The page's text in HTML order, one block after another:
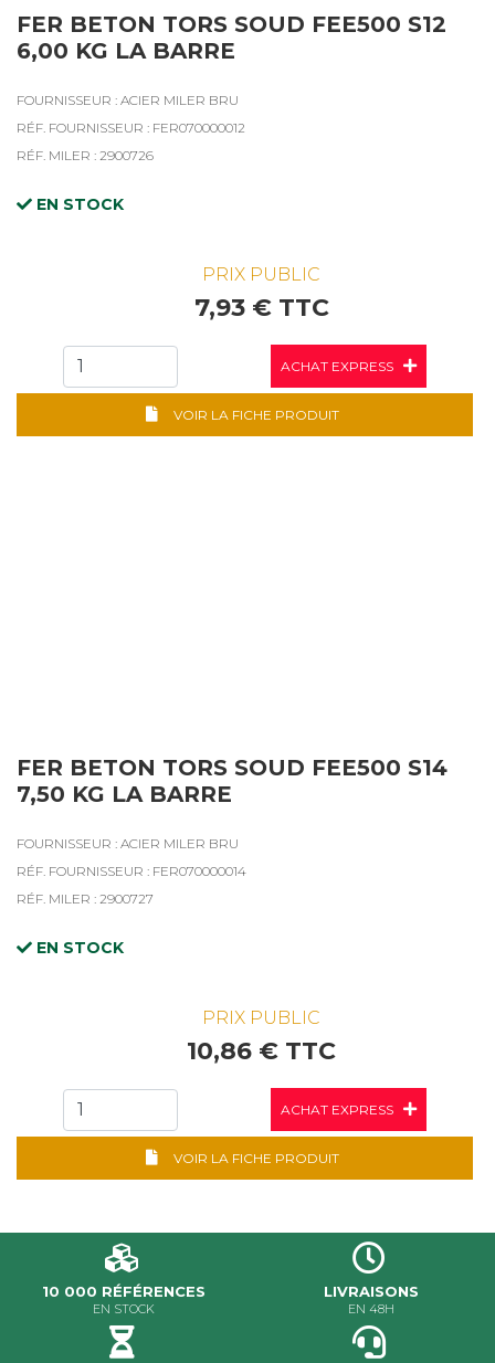
FER BETON TORS SOUD FEE500 S12
6,00 KG LA BARRE
FOURNISSEUR : ACIER MILER BRU
RÉF. FOURNISSEUR : FER070000012
RÉF. MILER : 2900726
EN STOCK
PRIX PUBLIC
7,93 € TTC
ACHAT EXPRESS
VOIR LA FICHE PRODUIT
FER BETON TORS SOUD FEE500 S14
7,50 KG LA BARRE
FOURNISSEUR : ACIER MILER BRU
RÉF. FOURNISSEUR : FER070000014
RÉF. MILER : 2900727
EN STOCK
PRIX PUBLIC
10,86 € TTC
ACHAT EXPRESS
VOIR LA FICHE PRODUIT
10 000 RÉFÉRENCES
EN STOCK
LIVRAISONS
EN 48H